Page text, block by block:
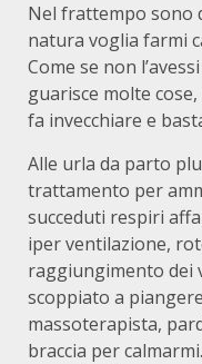
Nel frattempo sono
natura voglia farmi
Come se non
guarisce molte
fa invecchiare e
Alle urla da parto
trattamento per
succeduti respiri
iper ventilazione,
raggiungimento dei
scoppiato a
massoterapista,
braccia per